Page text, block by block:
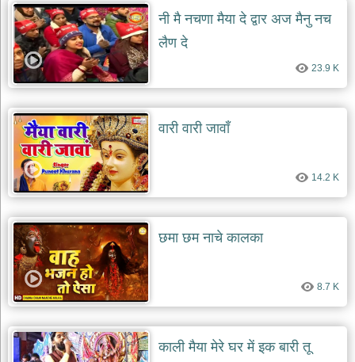
नी मै नचणा मैया दे द्वार अज मैनु नच
लैण दे
23.9 K
वारी वारी जावाँ
14.2 K
छमा छम नाचे कालका
8.7 K
काली मैया मेरे घर में इक बारी तू